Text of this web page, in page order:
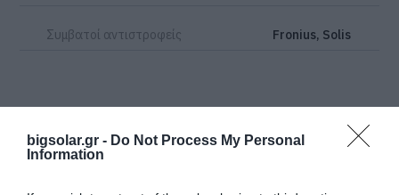
bigsolar.gr - Do Not Process My Personal
Information
Συμβατοί αντιστροφείς Fronius, Solis